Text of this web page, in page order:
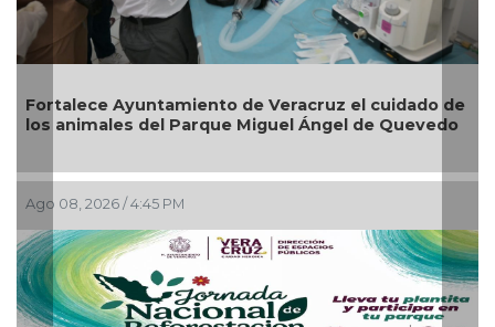
Ayuntamiento de Veracruz el cuidado de
animales del Parque Miguel Ángel de Quevedo
08, 2026 / 4:45 PM
Zona